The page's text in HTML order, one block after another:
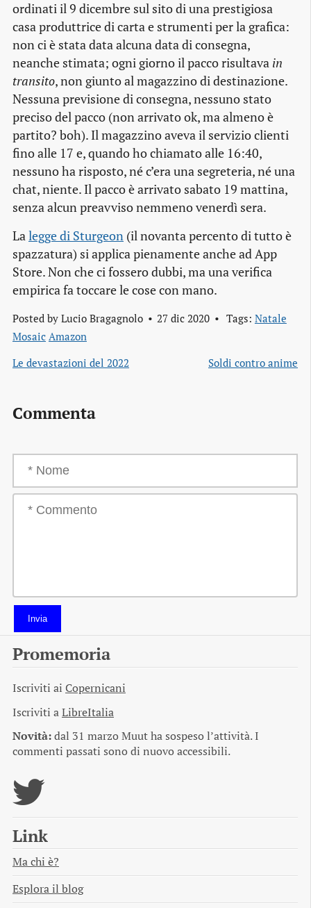
ordinati il 9 dicembre sul sito di una prestigiosa
casa produttrice di carta e strumenti per la grafica:
non ci è stata data alcuna data di consegna,
neanche stimata; ogni giorno il pacco risultava in
transito, non giunto al magazzino di destinazione.
Nessuna previsione di consegna, nessuno stato
preciso del pacco (non arrivato ok, ma almeno è
partito? boh). Il magazzino aveva il servizio clienti
fino alle 17 e, quando ho chiamato alle 16:40,
nessuno ha risposto, né c’era una segreteria, né una
chat, niente. Il pacco è arrivato sabato 19 mattina,
senza alcun preavviso nemmeno venerdì sera.
La legge di Sturgeon (il novanta percento di tutto è
spazzatura) si applica pienamente anche ad App
Store. Non che ci fossero dubbi, ma una verifica
empirica fa toccare le cose con mano.
Posted by Lucio Bragagnolo 27 dic 2020 Tags: Natale
Mosaic Amazon
Le devastazioni del 2022
Soldi contro anime
Commenta
Invia
Promemoria
Iscriviti ai Copernicani
Iscriviti aLibreItalia
Novità:dal 31 marzo Muut ha sospeso l’attività. I
commenti passati sono di nuovo accessibili.
Link
Ma chi è?
Esplora il blog